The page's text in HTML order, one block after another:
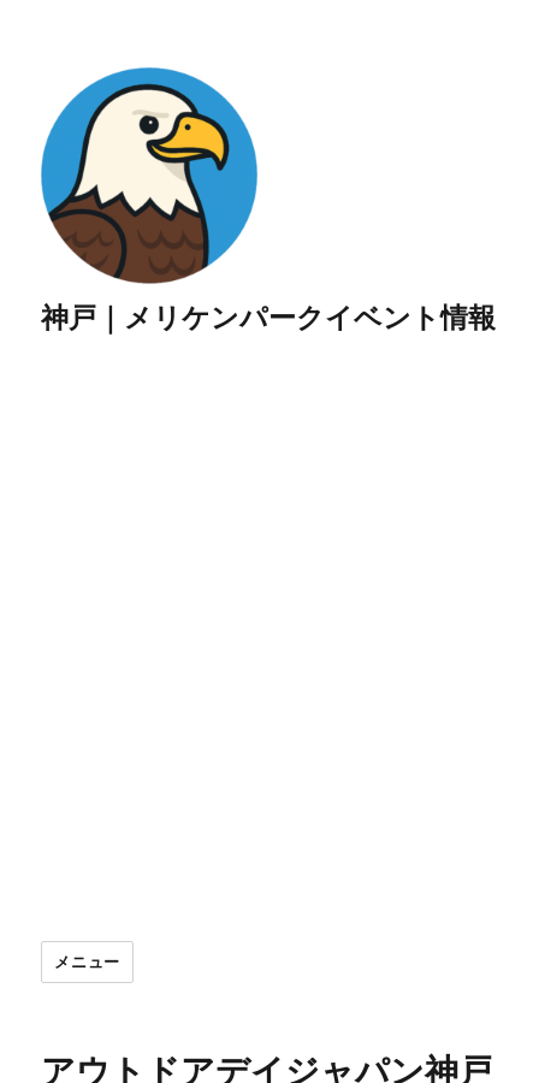
神戸｜メリケンパークイベント情報
メニュー
アウトドアデイジャパン神戸